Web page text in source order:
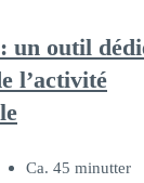
un outil
l’activité
Ca. 45 minutter